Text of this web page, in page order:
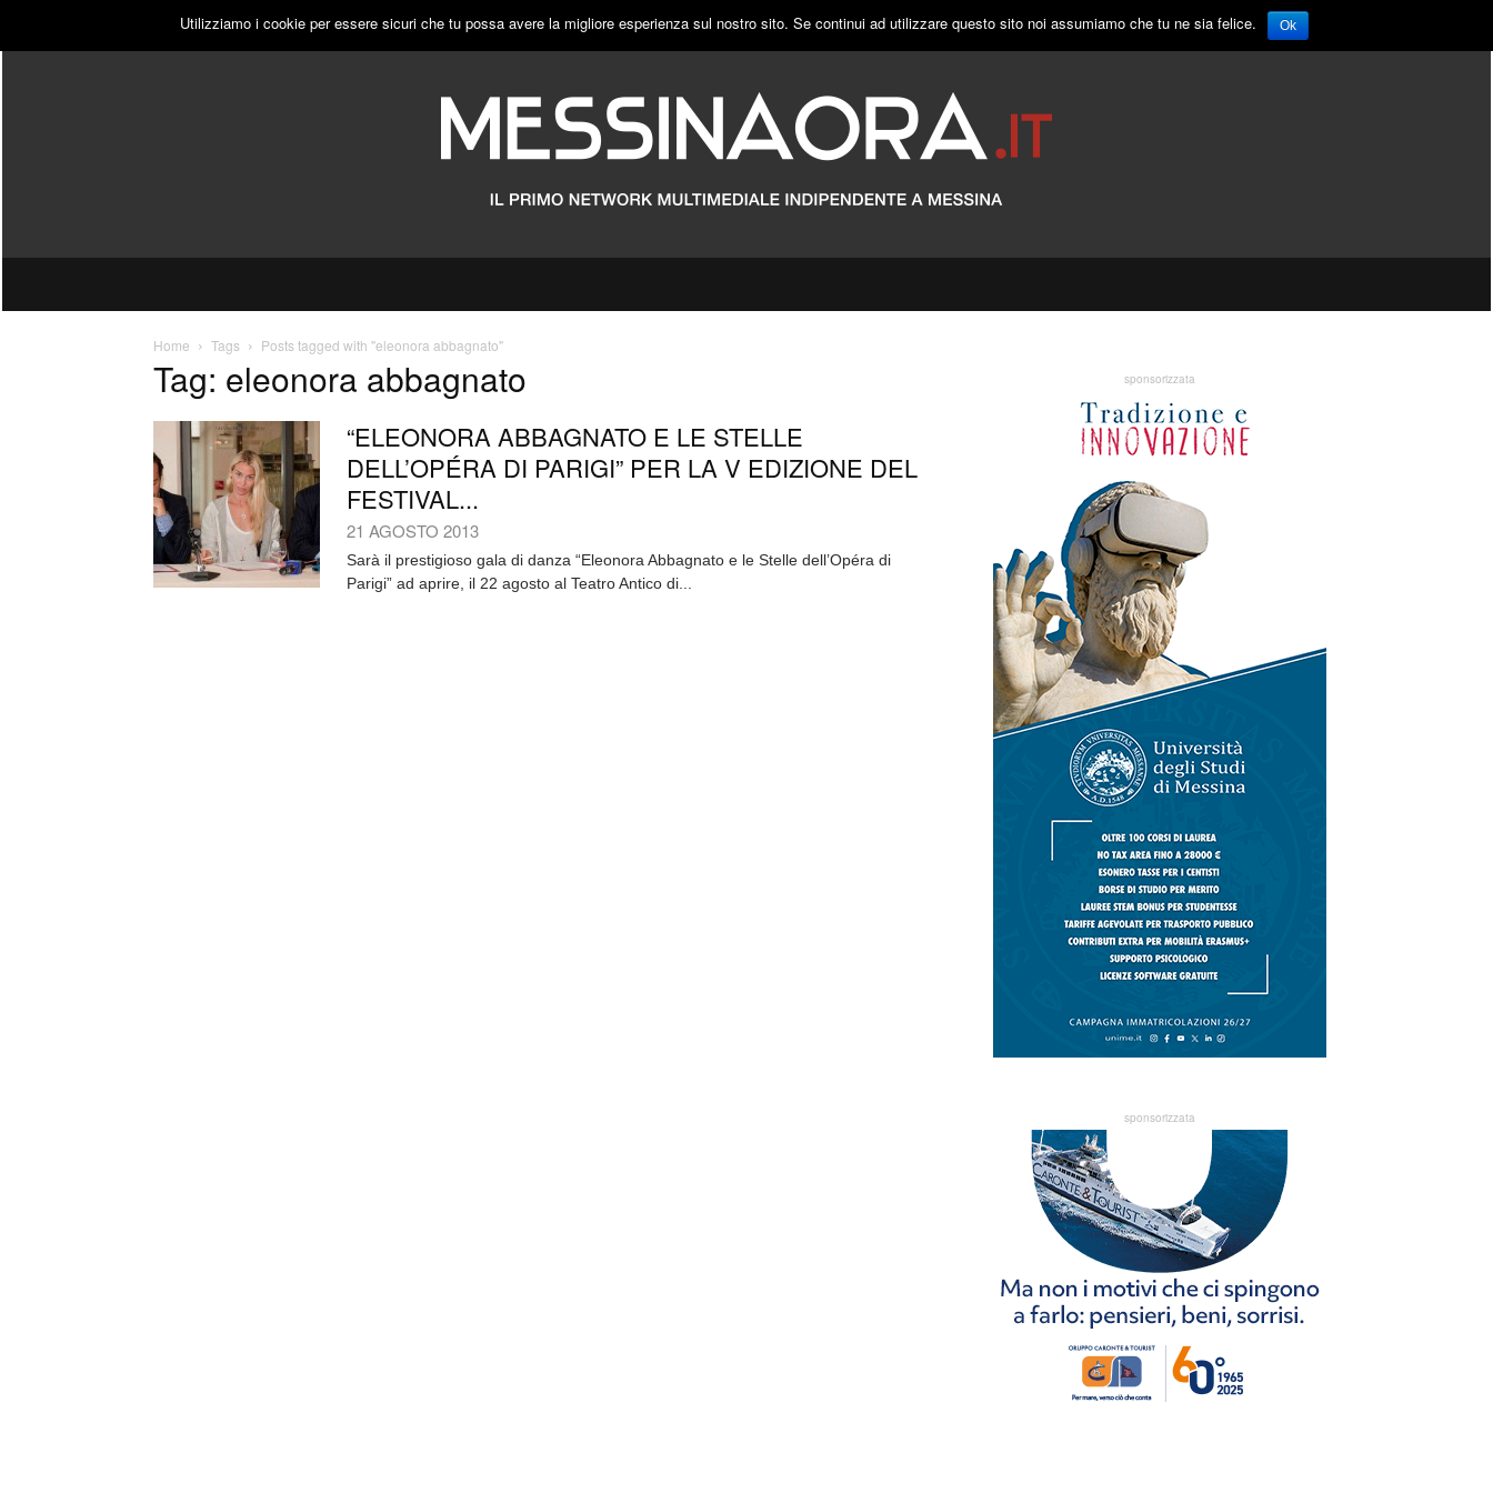
VENERDÌ, 7 AGOSTO 2026 PUBBLICITÀ
Home Tags Posts tagged with "eleonora abbagnato"
Tag: eleonora abbagnato
“ELEONORA ABBAGNATO E LE STELLE
DELL’OPÉRA DI PARIGI” PER LA V EDIZIONE DEL
FESTIVAL...
21 AGOSTO 2013
Sarà il prestigioso gala di danza “Eleonora Abbagnato e le Stelle dell’Opéra di
Parigi” ad aprire, il 22 agosto al Teatro Antico di...
sponsorizzata
sponsorizzata
Utilizziamo i cookie per essere sicuri che tu possa avere la migliore esperienza sul nostro sito. Se continui ad utilizzare questo sito noi assumiamo che tu ne sia felice. Ok